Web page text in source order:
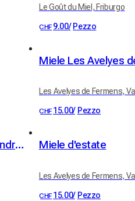
Le Goût du Miel, Friburgo
CHF 9.00/ Pezzo
Miele Les Avelyes
Les Avelyes de Fermens,
CHF 15.00/ Pezzo
Miele di San Bernardino (rododendro - rosa alpina e millefiori) Miele d'estate
Les Avelyes de Fermens,
CHF 15.00/ Pezzo